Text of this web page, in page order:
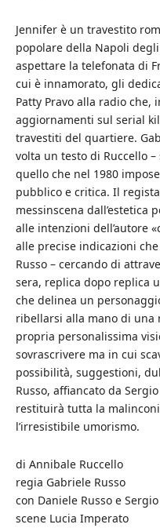
Jennifer è un travestito
popolare della Napoli
aspettare la telefonata di
cui è innamorato, gli
Patty Pravo alla radio
aggiornamenti sul serial
travestiti del quartiere.
volta un testo di Ruccello
quello che nel 1980
pubblico e critica. Il
messinscena dall’estetica
alle intenzioni dell’autore
alle precise indicazioni
Russo – cercando di
sera, replica dopo replica
che delinea un
ribellarsi alla mano di una
propria personalissima
sovrascrivere ma in cui
possibilità, suggestioni,
Russo, affiancato da
restituirà tutta la
l’irresistibile umorismo.
di Annibale Ruccello
regia Gabriele Russo
con Daniele Russo e
scene Lucia Imperato